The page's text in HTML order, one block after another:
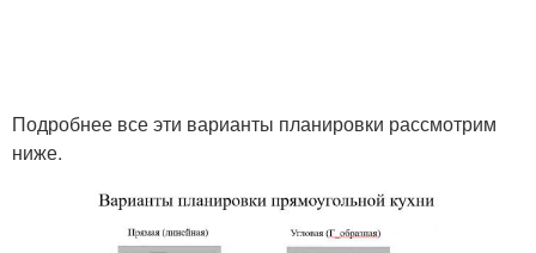
Подробнее все эти варианты планировки рассмотрим
ниже.